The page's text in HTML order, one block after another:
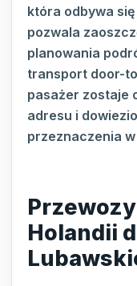
która odbywa
pozwala
planowania
transport door-
pasażer zostaje
adresu i
przeznaczenia
Holandii